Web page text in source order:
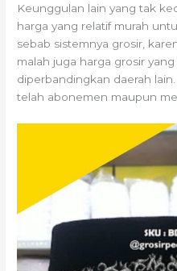
Keunggulan lain yang tak
harga yang relatif murah
sebab sistemnya grosir,
malah juga harga grosir
diperbandingkan daerah
telah abonemen maupun